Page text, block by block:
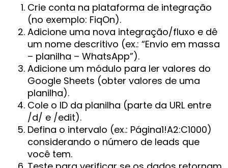
Crie conta na plataforma de integração
(no exemplo: FiqOn).
Adicione uma nova integração/fluxo e dê
um nome descritivo (ex.: “Envio em massa
– planilha – WhatsApp”).
Adicione um módulo para ler valores do
Google Sheets (obter valores de uma
planilha).
Cole o ID da planilha (parte da URL entre
/d/ e /edit).
Defina o intervalo (ex.: Página1!A2:C1000)
considerando o número de leads que
você tem.